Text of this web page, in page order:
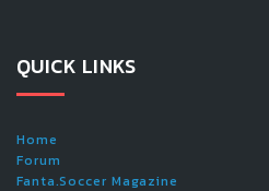
QUICK LINKS
Home
Forum
Fanta.Soccer Magazine